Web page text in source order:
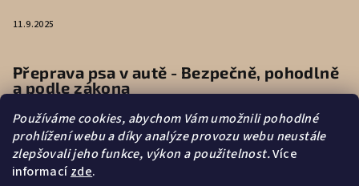
Používáme cookies, abychom Vám umožnili pohodlné
prohlížení webu a díky analýze provozu webu neustále
zlepšovali jeho funkce, výkon a použitelnost.Více
informacízde.
11.9.2025
Přeprava psa v autě - Bezpečně, pohodlně
a podle zákona
9.6.2025